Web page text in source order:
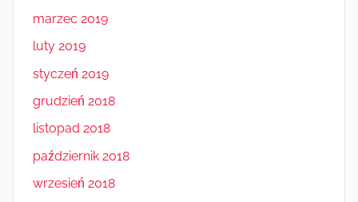
marzec 2019
luty 2019
styczeń 2019
grudzień 2018
listopad 2018
październik 2018
wrzesień 2018